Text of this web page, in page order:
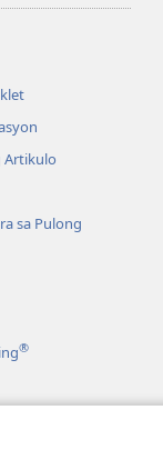
Artikulo
sa Pulong
®